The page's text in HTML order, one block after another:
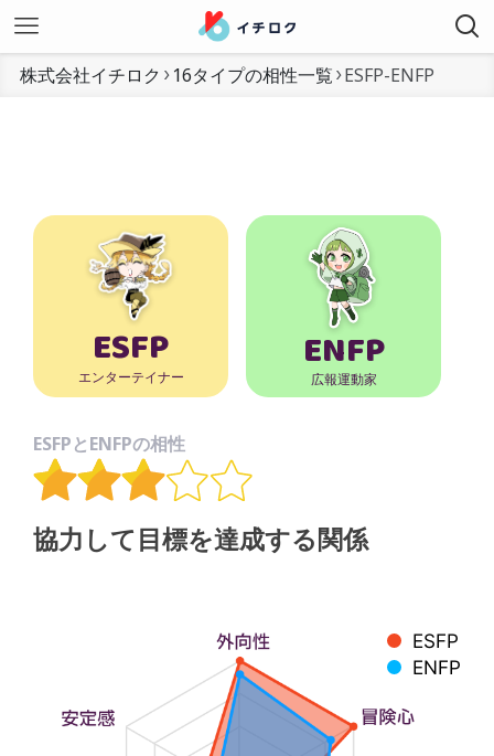
株式会社イチロク 16タイプの相性一覧 ESFP-ENFP
ESFP
エンターテイナー ENFP
広報運動家
ESFPとENFPの相性
協力して目標を達成する関係
ESFP
ENFP